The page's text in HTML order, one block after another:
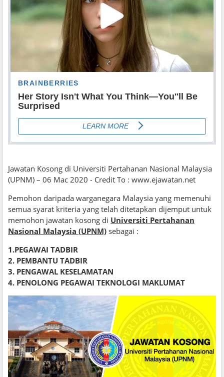
Jawatan Kosong di Universiti Pertahanan Nasional Malaysia
(UPNM) – 06 Mac 2020 - Credit To : www.ejawatan.net
Pemohon daripada warganegara Malaysia yang memenuhi
semua syarat kriteria yang telah ditetapkan dijemput untuk
memohon jawatan kosong di Universiti Pertahanan
Nasional Malaysia (UPNM) sebagai :
1.PEGAWAI TADBIR
2. PEMBANTU TADBIR
3. PENGAWAL KESELAMATAN
4. PENOLONG PEGAWAI TEKNOLOGI MAKLUMAT